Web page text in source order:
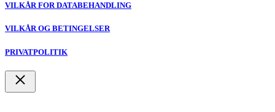
VILKÅR FOR DATABEHANDLING
VILKÅR OG BETINGELSER
PRIVATPOLITIK